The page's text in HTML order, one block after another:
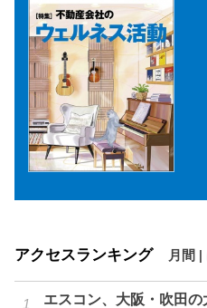
アクセスランキング 月間 |
エスコン、大阪・吹田